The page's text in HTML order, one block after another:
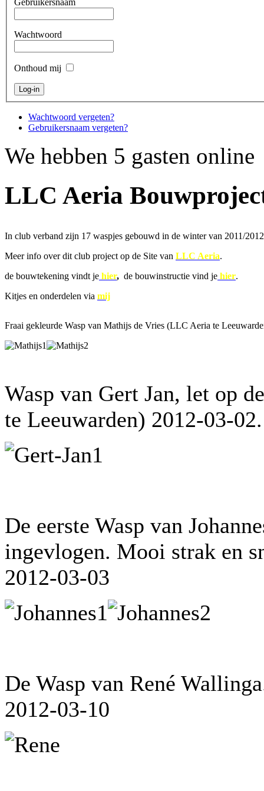
Gebruikersnaam
Wachtwoord
Onthoud mij
Wachtwoord vergeten?
Gebruikersnaam vergeten?
We hebben 5 gasten online
LLC Aeria
In club verband zijn 17 waspjes gebouwd in de winter van 2011/
Meer info over dit club project op de Site van LLC Aeria.
de bouwtekening vindt je hier, de bouwinstructie vind je hier.
Kitjes en onderdelen via mij
Fraai gekleurde Wasp van Mathijs de Vries (LLC Aeria te
Wasp van Gert Jan, let op
te Leeuwarden) 2012-03-02.
De eerste Wasp van
ingevlogen. Mooi strak en
2012-03-03
De Wasp van René
2012-03-10